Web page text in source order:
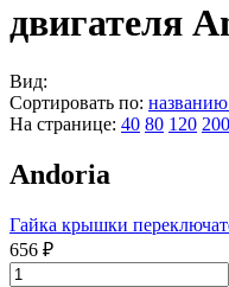
двигателя
Вид:
Сортировать по: названию
На странице: 40 80 120 200
Andoria
Гайка крышки
656 ₽